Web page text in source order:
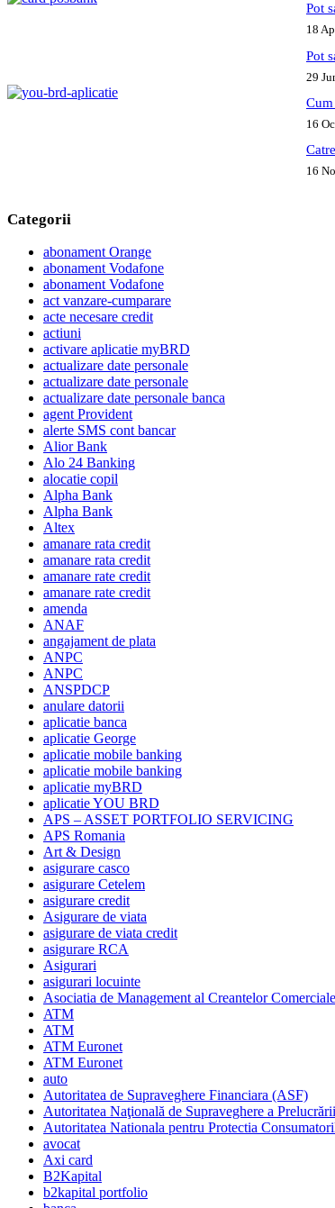
Pot
18
Pot
29
16
16
Categorii
abonament Orange
abonament Vodafone
abonament Vodafone
act vanzare-cumparare
acte necesare credit
actiuni
activare aplicatie myBRD
actualizare date personale
actualizare date personale
actualizare date personale banca
agent Provident
alerte SMS cont bancar
Alior Bank
Alo 24 Banking
alocatie copil
Alpha Bank
Alpha Bank
Altex
amanare rata credit
amanare rata credit
amanare rate credit
amanare rate credit
amenda
ANAF
angajament de plata
ANPC
ANPC
ANSPDCP
anulare datorii
aplicatie banca
aplicatie George
aplicatie mobile banking
aplicatie mobile banking
aplicatie myBRD
aplicatie YOU BRD
APS – ASSET PORTFOLIO SERVICING
APS Romania
Art & Design
asigurare casco
asigurare Cetelem
asigurare credit
Asigurare de viata
asigurare de viata credit
asigurare RCA
Asigurari
asigurari locuinte
Asociatia de Management al Creantelor
ATM
ATM
ATM Euronet
ATM Euronet
auto
Autoritatea de Supraveghere Financiara (ASF)
Autoritatea Naţională de Supraveghere a
Autoritatea Nationala pentru Protectia
avocat
Axi card
B2Kapital
b2kapital portfolio